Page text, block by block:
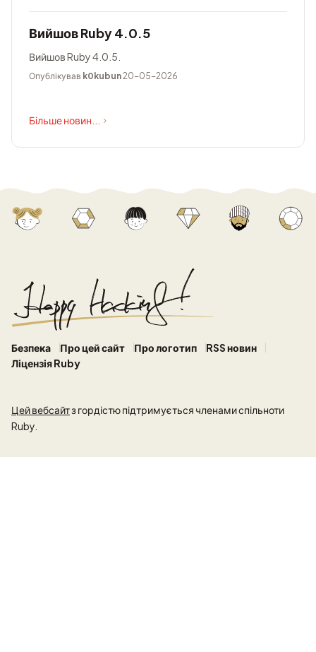
Вийшов Ruby 4.0.5
Вийшов Ruby 4.0.5.
Опублікував k0kubun20-05-2026
Більше новин...
Безпека Про цей сайт Про логотип
RSS новин
Ліцензія Ruby
Цей вебсайтз гордістю підтримується членами спільноти
Ruby.